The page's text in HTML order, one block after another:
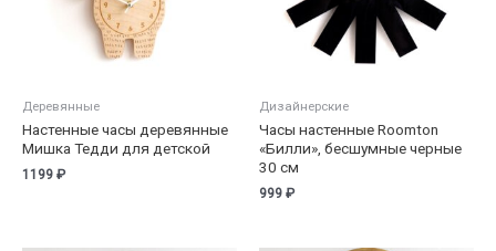
Деревянные
Настенные часы деревянные
Мишка Тедди для детской
1199 ₽
Дизайнерские
Часы настенные Roomton
«Билли», бесшумные черные
30 см
999 ₽